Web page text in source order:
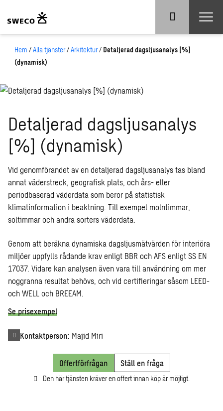
Hem /Alla tjänster/Arkitektur/ Detaljerad dagsljusanalys [%]
(dynamisk)
Detaljerad dagsljusanalys
[%] (dynamisk)
Vid genomförandet av en detaljerad dagsljusanalys tas bland
annat väderstreck, geografisk plats, och års- eller
periodbaserad väderdata som beror på statistisk
klimatinformation i beaktning. Till exempel molntimmar,
soltimmar och andra sorters väderdata.
Genom att beräkna dynamiska dagsljusmätvärden för interiöra
miljöer uppfylls rådande krav enligt BBR och AFS enligt SS EN
17037. Vidare kan analysen även vara till användning om mer
noggranna resultat behövs, och vid certifieringar såsom LEED-
och WELL och BREEAM.
Se prisexempel
Kontaktperson: Majid Miri
Offertförfrågan Ställ en fråga
Den här tjänsten kräver en offert innan köp är möjligt.